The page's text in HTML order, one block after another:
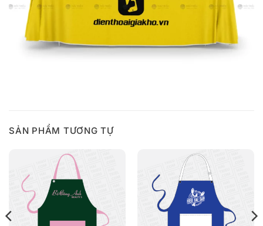
SẢN PHẨM TƯƠNG TỰ